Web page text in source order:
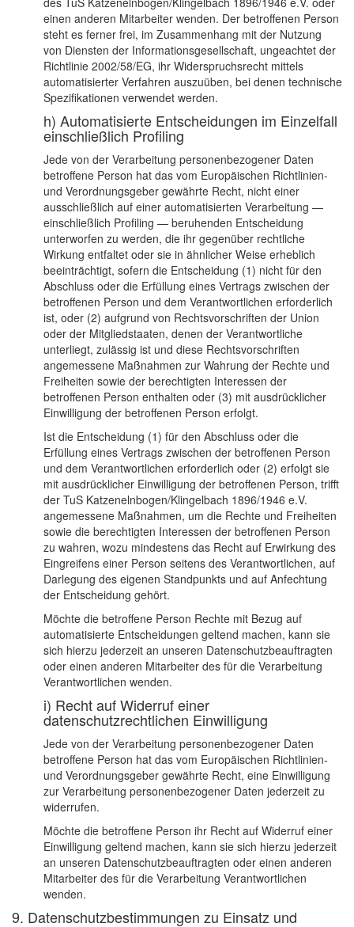
einen anderen Mitarbeiter wenden. Der betroffenen Person
steht es ferner frei, im Zusammenhang mit der Nutzung
von Diensten der Informationsgesellschaft, ungeachtet der
Richtlinie 2002/58/EG, ihr Widerspruchsrecht mittels
automatisierter Verfahren auszuüben, bei denen technische
Spezifikationen verwendet werden.
h) Automatisierte Entscheidungen im Einzelfall
einschließlich Profiling
Jede von der Verarbeitung personenbezogener Daten
betroffene Person hat das vom Europäischen Richtlinien-
und Verordnungsgeber gewährte Recht, nicht einer
ausschließlich auf einer automatisierten Verarbeitung —
einschließlich Profiling — beruhenden Entscheidung
unterworfen zu werden, die ihr gegenüber rechtliche
Wirkung entfaltet oder sie in ähnlicher Weise erheblich
beeinträchtigt, sofern die Entscheidung (1) nicht für den
Abschluss oder die Erfüllung eines Vertrags zwischen der
betroffenen Person und dem Verantwortlichen erforderlich
ist, oder (2) aufgrund von Rechtsvorschriften der Union
oder der Mitgliedstaaten, denen der Verantwortliche
unterliegt, zulässig ist und diese Rechtsvorschriften
angemessene Maßnahmen zur Wahrung der Rechte und
Freiheiten sowie der berechtigten Interessen der
betroffenen Person enthalten oder (3) mit ausdrücklicher
Einwilligung der betroffenen Person erfolgt.
Ist die Entscheidung (1) für den Abschluss oder die
Erfüllung eines Vertrags zwischen der betroffenen Person
und dem Verantwortlichen erforderlich oder (2) erfolgt sie
mit ausdrücklicher Einwilligung der betroffenen Person, trifft
der TuS Katzenelnbogen/Klingelbach 1896/1946 e.V.
angemessene Maßnahmen, um die Rechte und Freiheiten
sowie die berechtigten Interessen der betroffenen Person
zu wahren, wozu mindestens das Recht auf Erwirkung des
Eingreifens einer Person seitens des Verantwortlichen, auf
Darlegung des eigenen Standpunkts und auf Anfechtung
der Entscheidung gehört.
Möchte die betroffene Person Rechte mit Bezug auf
automatisierte Entscheidungen geltend machen, kann sie
sich hierzu jederzeit an unseren Datenschutzbeauftragten
oder einen anderen Mitarbeiter des für die Verarbeitung
Verantwortlichen wenden.
i) Recht auf Widerruf einer
datenschutzrechtlichen Einwilligung
Jede von der Verarbeitung personenbezogener Daten
betroffene Person hat das vom Europäischen Richtlinien-
und Verordnungsgeber gewährte Recht, eine Einwilligung
zur Verarbeitung personenbezogener Daten jederzeit zu
widerrufen.
Möchte die betroffene Person ihr Recht auf Widerruf einer
Einwilligung geltend machen, kann sie sich hierzu jederzeit
an unseren Datenschutzbeauftragten oder einen anderen
Mitarbeiter des für die Verarbeitung Verantwortlichen
wenden.
9. Datenschutzbestimmungen zu Einsatz und